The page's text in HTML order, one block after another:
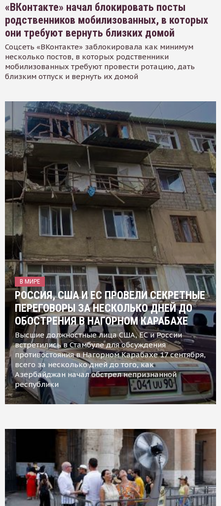
«ВКонтакте» начал блокировать посты
родственников мобилизованных, в которых
они требуют вернуть близких домой
Соцсеть «ВКонтакте» заблокировала как минимум
несколько постов, в которых родственники
мобилизованных требуют провести ротацию, дать
близким отпуск и вернуть их домой
В МИРЕ
РОССИЯ, США И ЕС ПРОВЕЛИ СЕКРЕТНЫЕ
ПЕРЕГОВОРЫ ЗА НЕСКОЛЬКО ДНЕЙ ДО
ОБОСТРЕНИЯ В НАГОРНОМ КАРАБАХЕ
Высшие должностные лица США, ЕС и России
встретились в Стамбуле для обсуждения
противостояния в Нагорном Карабахе 17 сентября,
всего за несколько дней до того, как
Азербайджан начал обстрел непризнанной
республики